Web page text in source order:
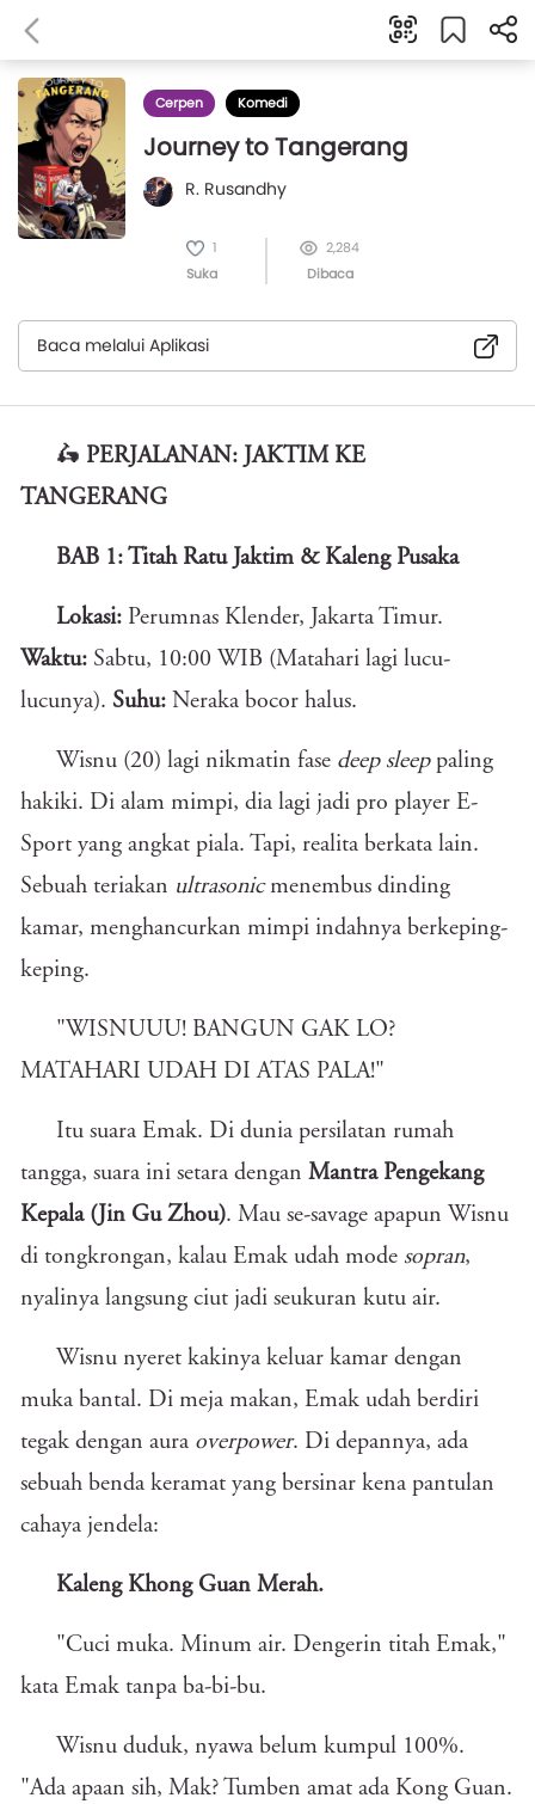
Cerpen Komedi
Journey to Tangerang
R. Rusandhy
1
Suka
2,284
Dibaca
Baca melalui Aplikasi
🛵 PERJALANAN: JAKTIM KE
TANGERANG
BAB 1: Titah Ratu Jaktim & Kaleng Pusaka
Lokasi: Perumnas Klender, Jakarta Timur.
Waktu: Sabtu, 10:00 WIB (Matahari lagi lucu-
lucunya). Suhu: Neraka bocor halus.
Wisnu (20) lagi nikmatin fase deep sleeppaling
hakiki. Di alam mimpi, dia lagi jadi pro player E-
Sport yang angkat piala. Tapi, realita berkata lain.
Sebuah teriakan ultrasonicmenembus dinding
kamar, menghancurkan mimpi indahnya berkeping-
keping.
"WISNUUU! BANGUN GAK LO?
MATAHARI UDAH DI ATAS PALA!"
Itu suara Emak. Di dunia persilatan rumah
tangga, suara ini setara dengan Mantra Pengekang
Kepala (Jin Gu Zhou). Mau se-savage apapun Wisnu
di tongkrongan, kalau Emak udah mode sopran,
nyalinya langsung ciut jadi seukuran kutu air.
Wisnu nyeret kakinya keluar kamar dengan
muka bantal. Di meja makan, Emak udah berdiri
tegak dengan aura overpower. Di depannya, ada
sebuah benda keramat yang bersinar kena pantulan
cahaya jendela:
Kaleng Khong Guan Merah.
"Cuci muka. Minum air. Dengerin titah Emak,"
kata Emak tanpa ba-bi-bu.
Wisnu duduk, nyawa belum kumpul 100%.
"Ada apaan sih, Mak? Tumben amat ada Kong Guan.